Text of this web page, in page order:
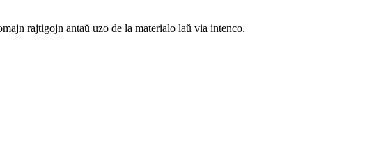
rajtigojn antaŭ uzo de la materialo laŭ via intenco.